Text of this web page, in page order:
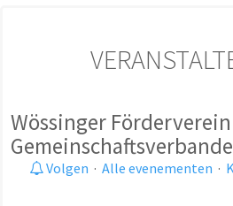
Wössinger
Volgen · Alle evenementen ·